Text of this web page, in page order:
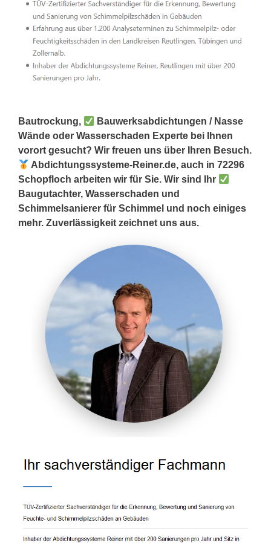
Bautrockung,
Bauwerksabdichtungen / Nasse
Wände oder Wasserschaden Experte bei Ihnen
vorort gesucht? Wir freuen uns über Ihren Besuch.
Abdichtungssysteme-Reiner.de, auch in 72296
Schopfloch arbeiten wir für Sie. Wir sind Ihr
Baugutachter, Wasserschaden und
Schimmelsanierer für Schimmel und noch einiges
mehr. Zuverlässigkeit zeichnet uns aus.